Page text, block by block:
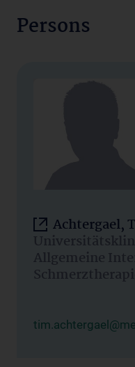
Persons
Achtergael,
Allgemeine